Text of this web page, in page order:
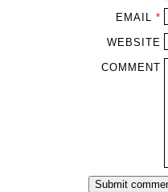
EMAIL *
WEBSITE
COMMENT